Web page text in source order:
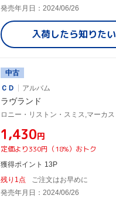
発売年月日：2024/06/26
入荷したら知りたい
中古
ＣＤ
アルバム
ラヴランド
¥1,430円
定価より330円（18%）おトク
獲得ポイント 13P
残り1点
ご注文はお早めに
発売年月日：2024/06/26